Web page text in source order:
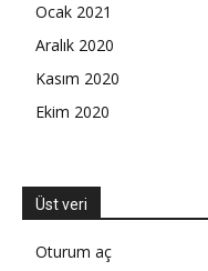
Ocak 2021
Aralık 2020
Kasım 2020
Ekim 2020
Üst veri
Oturum aç